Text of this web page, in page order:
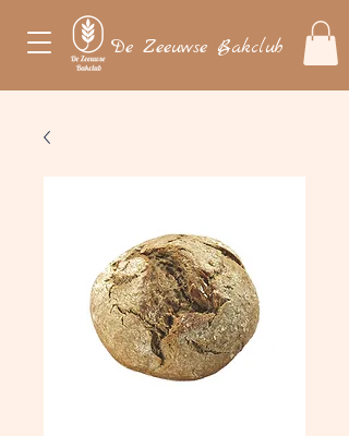
De Zeeuwse Bakclub